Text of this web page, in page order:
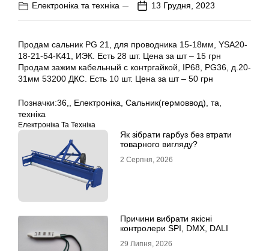
Електроніка та техніка 13 Грудня, 2023
Продам сальник PG 21, для проводника 15-18мм, YSA20-
18-21-54-K41, ИЭК. Есть 28 шт. Цена за шт – 15 грн
Продам зажим кабельный с контргайкой, IP68, PG36, д.20-
31мм 53200 ДКС. Есть 10 шт. Цена за шт – 50 грн
Позначки:36, Електроніка Сальник(гермоввод) та
техніка
Електроніка Та Техніка
Як зібрати гарбуз без втрати
товарного вигляду?
2 Серпня, 2026
Причини вибрати якісні
контролери SPI, DMX, DALI
29 Липня, 2026